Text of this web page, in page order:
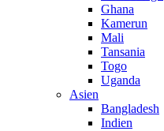
Ghana
Kamerun
Mali
Tansania
Togo
Uganda
Asien
Bangladesh
Indien